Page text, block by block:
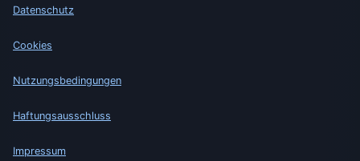
Datenschutz
Cookies
Nutzungsbedingungen
Haftungsausschluss
Impressum